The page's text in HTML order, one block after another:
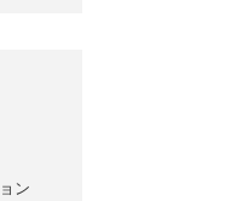
ン